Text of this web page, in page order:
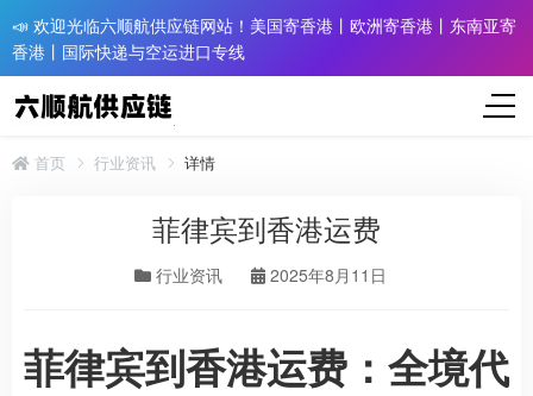
📣 欢迎光临六顺航供应链网站！美国寄香港丨欧洲寄香港丨东南亚寄
香港丨国际快递与空运进口专线
首页 行业资讯 详情
菲律宾到香港运费
行业资讯 2025年8月11日
菲律宾到香港运费：全境代